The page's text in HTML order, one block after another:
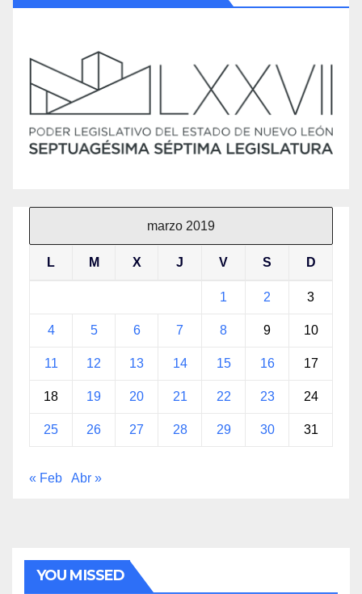
marzo 2019
L M X J V S D
1 2 3
4 5 6 7 8 9 10
11 12 13 14 15 16 17
18 19 20 21 22 23 24
25 26 27 28 29 30 31
« Feb Abr »
YOU MISSED